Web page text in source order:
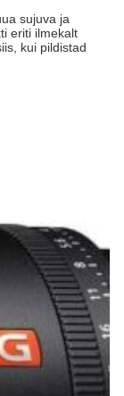
sujuva ja
eriti ilmekalt
kui pildistad